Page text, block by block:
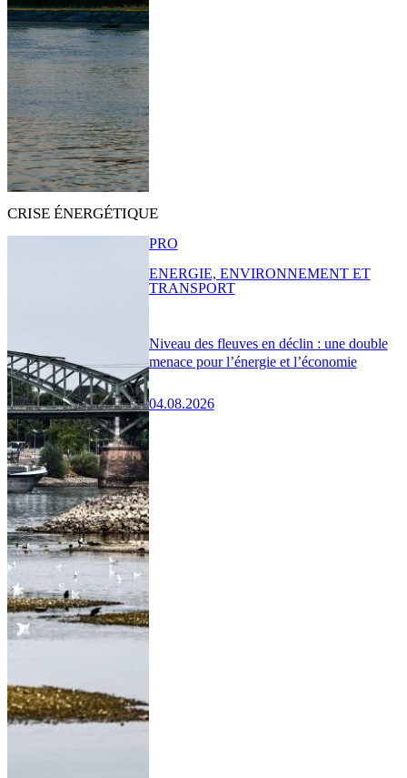
CRISE ÉNERGÉTIQUE
Niveau des fleuves en déclin : une double
menace pour l’énergie et l’économie
04.08.2026
PRO
ENERGIE, ENVIRONNEMENT ET
TRANSPORT